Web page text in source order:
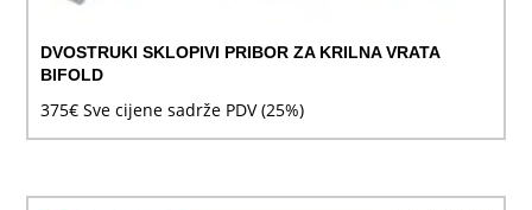
DVOSTRUKI SKLOPIVI PRIBOR ZA KRILNA VRATA
BIFOLD
375€ Sve cijene sadrže PDV (25%)